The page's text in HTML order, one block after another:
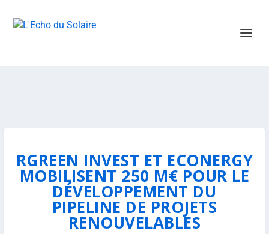
RGREEN INVEST ET ECONERGY
MOBILISENT 250 M€ POUR LE
DÉVELOPPEMENT DU
PIPELINE DE PROJETS
RENOUVELABLES